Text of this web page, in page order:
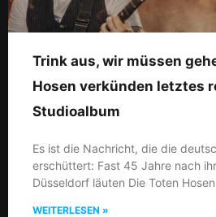
Trink aus, wir müssen
Hosen verkünden letztes
Studioalbum
Es ist die Nachricht, die die
erschüttert: Fast 45 Jahre nach
Düsseldorf läuten Die Toten
WEITERLESEN »